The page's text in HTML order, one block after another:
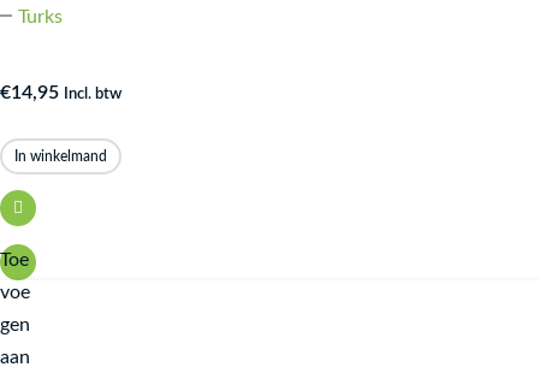
Turks
€14,95 Incl. btw
In winkelmand
Toe
voe
gen
aan